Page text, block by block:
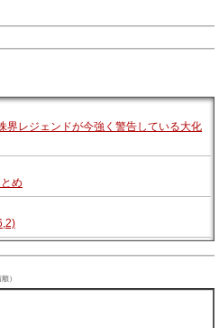
界レジェンドが今強く警告している大化
め
）